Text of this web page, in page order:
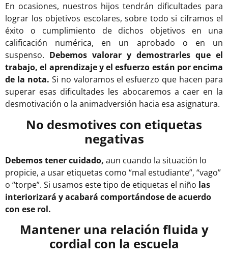
En ocasiones, nuestros hijos tendrán dificultades para
lograr los objetivos escolares, sobre todo si ciframos el
éxito o cumplimiento de dichos objetivos en una
calificación numérica, en un aprobado o en un
suspenso. Debemos valorar y demostrarles que el
trabajo, el aprendizaje y el esfuerzo están por encima
de la nota. Si no valoramos el esfuerzo que hacen para
superar esas dificultades les abocaremos a caer en la
desmotivación o la animadversión hacia esa asignatura.
No desmotives con etiquetas
negativas
Debemos tener cuidado, aun cuando la situación lo
propicie, a usar etiquetas como “mal estudiante”, “vago”
o “torpe”. Si usamos este tipo de etiquetas el niño las
interiorizará y acabará comportándose de acuerdo
con ese rol.
Mantener una relación fluida y
cordial con la escuela